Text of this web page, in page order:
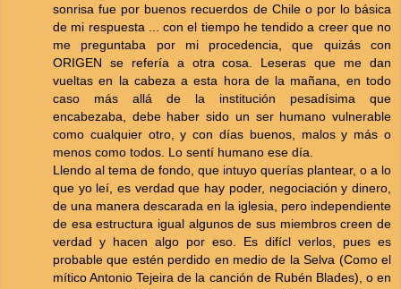
sonrisa fue por buenos recuerdos de Chile o por lo básica
de mi respuesta ... con el tiempo he tendido a creer que no
me preguntaba por mi procedencia, que quizás con
ORIGEN se refería a otra cosa. Leseras que me dan
vueltas en la cabeza a esta hora de la mañana, en todo
caso más allá de la institución pesadísima que
encabezaba, debe haber sido un ser humano vulnerable
como cualquier otro, y con días buenos, malos y más o
menos como todos. Lo sentí humano ese día.
Llendo al tema de fondo, que intuyo querías plantear, o a lo
que yo leí, es verdad que hay poder, negociación y dinero,
de una manera descarada en la iglesia, pero independiente
de esa estructura igual algunos de sus miembros creen de
verdad y hacen algo por eso. Es difícl verlos, pues es
probable que estén perdido en medio de la Selva (Como el
mítico Antonio Tejeira de la canción de Rubén Blades), o en